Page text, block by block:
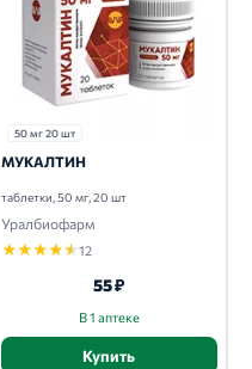
50 мг 20 шт
МУКАЛТИН
таблетки, 50 мг, 20 шт
Уралбиофарм
★★★★★12
55 ₽
В 1 аптеке
Купить